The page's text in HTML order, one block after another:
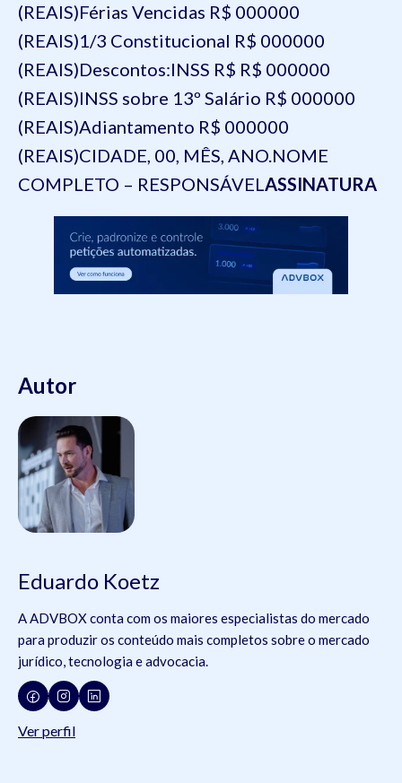
(REAIS)Férias Vencidas R$ 000000
(REAIS)1/3 Constitucional R$ 000000
(REAIS)Descontos:INSS R$ R$ 000000
(REAIS)INSS sobre 13º Salário R$ 000000
(REAIS)Adiantamento R$ 000000
(REAIS)CIDADE, 00, MÊS, ANO.NOME
COMPLETO – RESPONSÁVELASSINATURA
Autor
Eduardo Koetz
A ADVBOX conta com os maiores especialistas do mercado
para produzir os conteúdo mais completos sobre o mercado
jurídico, tecnologia e advocacia.
Ver perfil